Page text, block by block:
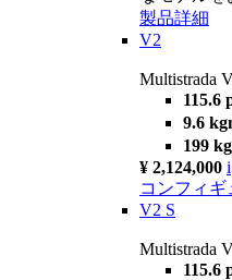
製品詳細
V2
Multistrada
115.6
9.6
199 kg
¥ 2,124,000 i
コンフィギ
V2 S
Multistrada
115.6